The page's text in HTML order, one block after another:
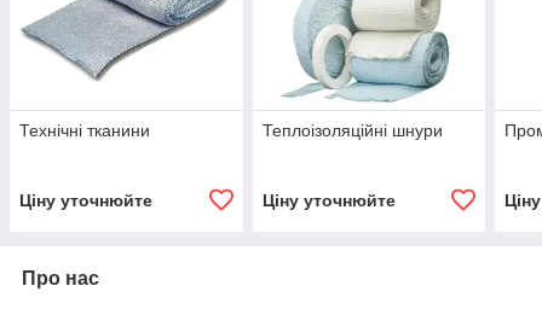
Технічні тканини
Ціну уточнюйте
Теплоізоляційні шнури
Ціну уточнюйте
Про нас